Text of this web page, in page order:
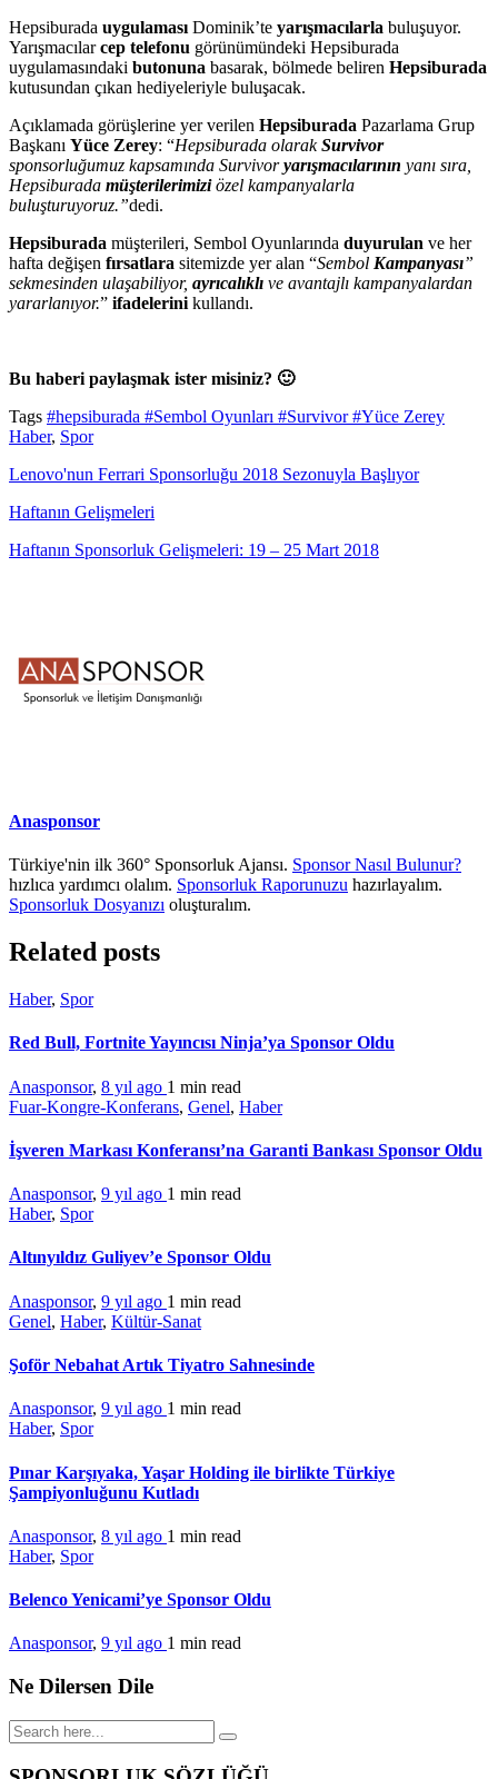
Hepsiburada uygulaması Dominik’te yarışmacılarla buluşuyor.
Yarışmacılarcep telefonu görünümündeki Hepsiburada
uygulamasındaki butonuna basarak, bölmede beliren Hepsiburada
kutusundan çıkan hediyeleriyle buluşacak.
Açıklamada görüşlerine yer verilen Hepsiburada Pazarlama Grup
Başkanı Yüce Zerey: “Hepsiburada olarakSurvivor
sponsorluğumuz kapsamında Survivoryarışmacılarının yanı sıra,
Hepsiburada müşterilerimiziözel kampanyalarla
buluşturuyoruz.”dedi.
Hepsiburada müşterileri, Sembol Oyunlarında duyurulan ve her
hafta değişen fırsatlara sitemizde yer alan “Sembol Kampanyası”
sekmesinden ulaşabiliyor, ayrıcalıklı ve avantajlı kampanyalardan
yararlanıyor.” ifadelerini kullandı.
Bu haberi paylaşmak ister misiniz? 🙂
Tags #hepsiburada #Sembol Oyunları #Survivor#Yüce Zerey
Haber, Spor
Lenovo'nun Ferrari Sponsorluğu 2018 Sezonuyla Başlıyor
Haftanın Gelişmeleri
Haftanın Sponsorluk Gelişmeleri: 19 – 25 Mart 2018
Anasponsor
Türkiye'nin ilk 360° Sponsorluk Ajansı. Sponsor Nasıl Bulunur?
hızlıca yardımcı olalım. Sponsorluk Raporunuzu hazırlayalım.
Sponsorluk Dosyanızı oluşturalım.
Related posts
Haber, Spor
Red Bull, Fortnite Yayıncısı Ninja’ya Sponsor Oldu
Anasponsor, 8 yıl ago 1 min read
Fuar-Kongre-Konferans, Genel, Haber
İşveren Markası Konferansı’na Garanti Bankası Sponsor Oldu
Anasponsor, 9 yıl ago 1 min read
Haber, Spor
Altınyıldız Guliyev’e Sponsor Oldu
Anasponsor, 9 yıl ago 1 min read
Genel, Haber, Kültür-Sanat
Şoför Nebahat Artık Tiyatro Sahnesinde
Anasponsor, 9 yıl ago 1 min read
Haber, Spor
Pınar Karşıyaka, Yaşar Holding ile birlikte Türkiye
Şampiyonluğunu Kutladı
Anasponsor, 8 yıl ago 1 min read
Haber, Spor
Belenco Yenicami’ye Sponsor Oldu
Anasponsor, 9 yıl ago 1 min read
Ne Dilersen Dile